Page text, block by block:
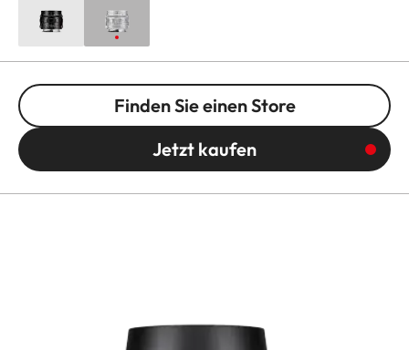
Finden Sie einen Store
Jetzt kaufen